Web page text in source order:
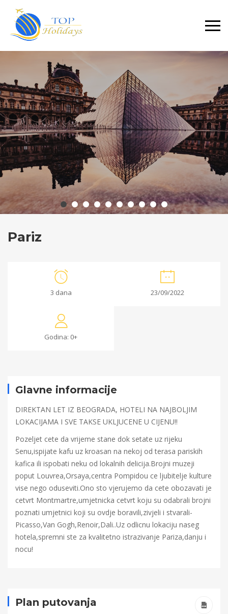
Primary
Menu
Pariz
3 dana 23/09/2022
Godina: 0+
Pariz
Glavne informacije
DIREKTAN LET IZ BEOGRADA, HOTELI NA NAJBOLJIM
LOKACIJAMA I SVE TAKSE UKLJUCENE U CIJENU!!
Pozeljet cete da vrijeme stane dok setate uz rijeku
Senu,ispijate kafu uz kroasan na nekoj od terasa pariskih
kafica ili ispobati neku od lokalnih delicija.Brojni muzeji
poput Louvrea,Orsaya,centra Pompidou ce ljubitelje kulture
vise nego oduseviti.Ono sto vjerujemo da cete obozavati je
cetvrt Montmartre,umjetnicka cetvrt koju su odabrali brojni
poznati umjetnici koji su ovdje boravili,zivjeli i stvarali-
Picasso,Van Gogh,Renoir,Dali..Uz odlicnu lokaciju naseg
hotela,spremni ste za kvalitetno istrazivanje Pariza,danju i
nocu!
Plan putovanja